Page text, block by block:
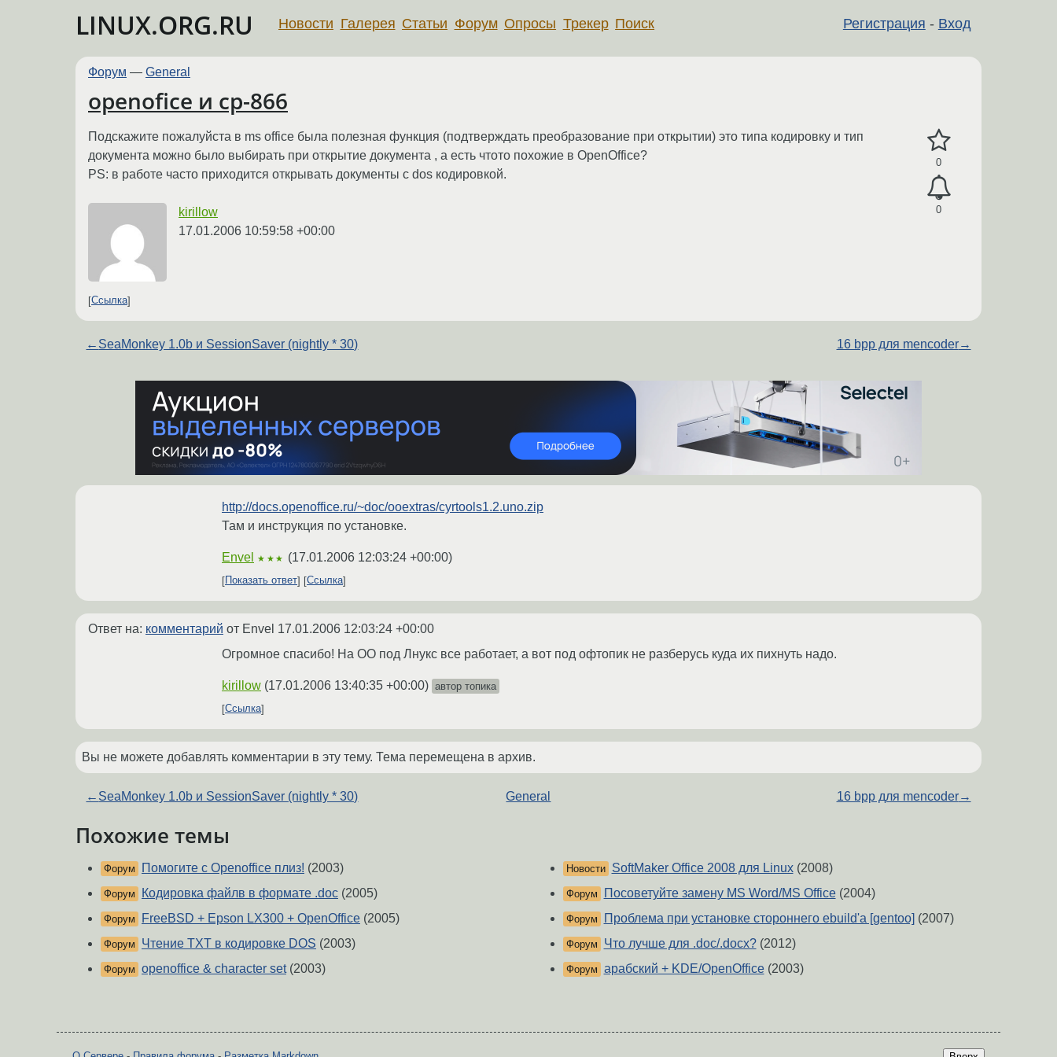
LINUX.ORG.RU Регистрация - Вход
Новости Галерея Статьи Форум Опросы Трекер Поиск
Форум — General
openofice и cp-866
0
0
Подскажите пожалуйста в ms office была полезная функция (подтверждать преобразование при открытии) это типа кодировку и тип
документа можно было выбирать при открытие документа , а есть чтото похожие в OpenOffice?
PS: в работе часто приходится открывать документы с dos кодировкой.
kirillow
17.01.2006 10:59:58 +00:00
Ссылка
← SeaMonkey 1.0b и SessionSaver (nightly * 30) 16 bpp для mencoder→
http://docs.openoffice.ru/~doc/ooextras/cyrtools1.2.uno.zip
Там и инструкция по установке.
Envel ★★★ (17.01.2006 12:03:24 +00:00)
Показать ответ Ссылка
Ответ на: комментарий от Envel 17.01.2006 12:03:24 +00:00
Огромное спасибо! На ОО под Лнукс все работает, а вот под офтопик не разберусь куда их пихнуть надо.
kirillow (17.01.2006 13:40:35 +00:00) автор топика
Ссылка
Вы не можете добавлять комментарии в эту тему. Тема перемещена в архив.
← SeaMonkey 1.0b и SessionSaver (nightly * 30) General 16 bpp для mencoder→
Похожие темы
Форум Помогите с Openoffice плиз! (2003)
Форум Кодировка файлв в формате .doc (2005)
Форум FreeBSD + Epson LX300 + OpenOffice (2005)
Форум Чтение TXT в кодировке DOS (2003)
Форум openoffice & character set(2003)
Новости SoftMaker Office 2008 для Linux(2008)
Форум Посоветуйте замену MS Word/MS Office(2004)
Форум Проблема при установке стороннего ebuild'а [gentoo] (2007)
Форум Что лучше для .doc/.docx?(2012)
Форум арабский + KDE/OpenOffice(2003)